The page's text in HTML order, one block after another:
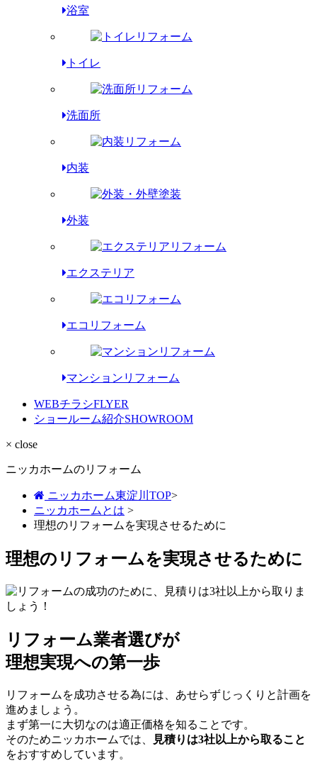
浴室
トイレ
洗面所
内装
外装
エクステリア
エコリフォーム
マンションリフォーム
WEBチラシFLYER
ショールーム紹介SHOWROOM
× close
ニッカホームのリフォーム
ニッカホーム東淀川TOP>
ニッカホームとは >
理想のリフォームを実現させるために
理想のリフォームを実現させるために
リフォーム業者選びが
理想実現への第一歩
リフォームを成功させる為には、あせらずじっくりと計画を
進めましょう。
まず第一に大切なのは適正価格を知ることです。
そのためニッカホームでは、
見積りは3社以上から取ること
をおすすめしています。